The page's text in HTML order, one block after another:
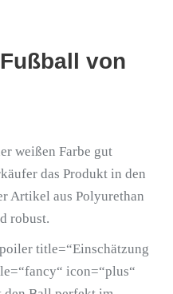
von
weißen Farbe gut
das Produkt in den
Artikel aus Polyurethan
robust.
title=“Einschätzung
icon=“plus“